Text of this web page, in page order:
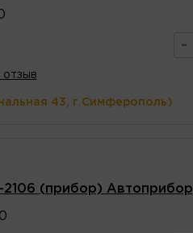
-
отзыв
43, г.Симферополь)
2106 (прибор) Автоприбор